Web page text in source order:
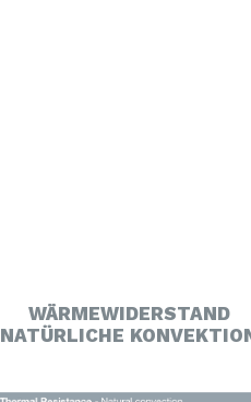
WÄRMEWIDERSTAND
NATÜRLICHE